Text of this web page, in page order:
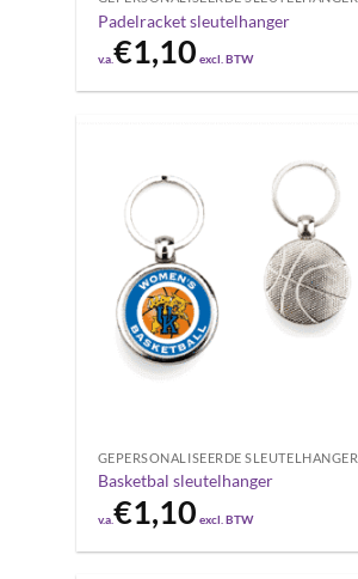
Padelracket sleutelhanger
v.a.€1,10 excl. BTW
GEPERSONALISEERDE SLEUTELHANGER
Basketbal sleutelhanger
v.a.€1,10 excl. BTW